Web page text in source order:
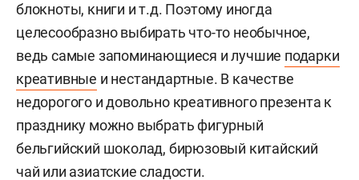
блокноты, книги и т.д. Поэтому иногда
целесообразно выбирать что-то необычное,
ведь самые запоминающиеся и лучшие подарки
креативные и нестандартные. В качестве
недорогого и довольно креативного презента к
празднику можно выбрать фигурный
бельгийский шоколад, бирюзовый китайский
чай или азиатские сладости.